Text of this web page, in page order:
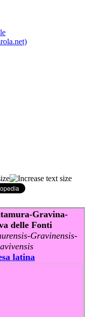
Gravina-
delle Fonti
Gravinensis-
latina